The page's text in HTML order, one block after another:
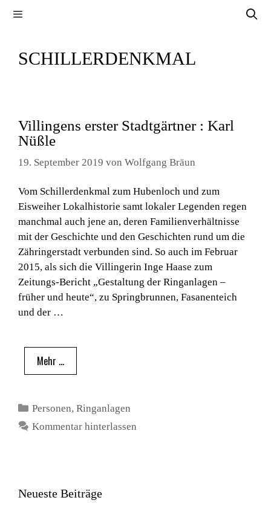
SCHILLERDENKMAL
Villingens erster Stadtgärtner : Karl
Nüßle
19. September 2019 von Wolfgang Bräun
Vom Schillerdenkmal zum Hubenloch und zum
Eisweiher Lokalhistorie samt lokaler Legenden regen
manchmal auch jene an, deren Familienverhältnisse
mit der Geschichte und den Geschichten rund um die
Zähringerstadt verbunden sind. So auch im Februar
2015, als sich die Villingerin Inge Haase zum
Zeitungs-Bericht „Gestaltung der Ringanlagen –
früher und heute“, zu Springbrunnen, Fasanenteich
und der …
Mehr …
Kategorien
Personen,Ringanlagen
Kommentar hinterlassen
Neueste Beiträge